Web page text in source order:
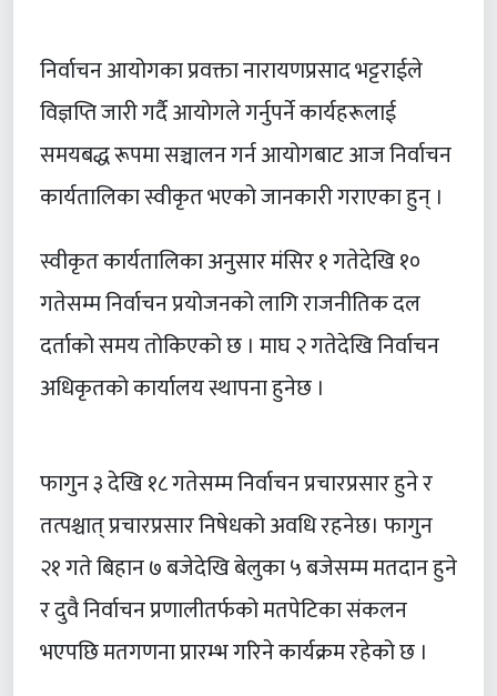
निर्वाचन आयोगका प्रवक्ता नारायणप्रसाद भट्टराईले
विज्ञप्ति जारी गर्दै आयोगले गर्नुपर्ने कार्यहरूलाई
समयबद्ध रूपमा सञ्चालन गर्न आयोगबाट आज निर्वाचन
कार्यतालिका स्वीकृत भएको जानकारी गराएका हुन् ।
स्वीकृत कार्यतालिका अनुसार मंसिर १ गतेदेखि १०
गतेसम्म निर्वाचन प्रयोजनको लागि राजनीतिक दल
दर्ताको समय तोकिएको छ । माघ २ गतेदेखि निर्वाचन
अधिकृतको कार्यालय स्थापना हुनेछ ।
फागुन ३ देखि १८ गतेसम्म निर्वाचन प्रचारप्रसार हुने र
तत्पश्चात् प्रचारप्रसार निषेधको अवधि रहनेछ। फागुन
२१ गते बिहान ७ बजेदेखि बेलुका ५ बजेसम्म मतदान हुने
र दुवै निर्वाचन प्रणालीतर्फको मतपेटिका संकलन
भएपछि मतगणना प्रारम्भ गरिने कार्यक्रम रहेको छ ।